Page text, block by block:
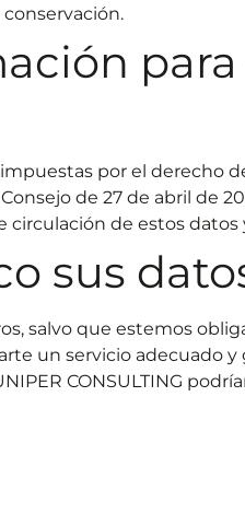
por el derecho
de 27 de abril de
de estos
sus
salvo que estemos
un servicio adecuado
CONSULTING